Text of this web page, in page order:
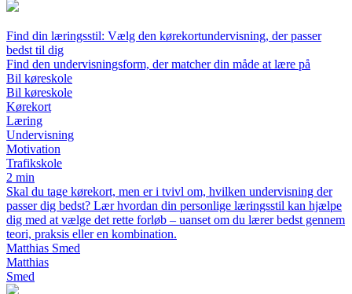
Find din læringsstil: Vælg den kørekortundervisning, der passer
bedst til dig
Find den undervisningsform, der matcher din måde at lære på
Bil køreskole
Bil køreskole
Kørekort
Læring
Undervisning
Motivation
Trafikskole
2 min
Skal du tage kørekort, men er i tvivl om, hvilken undervisning der
passer dig bedst? Lær hvordan din personlige læringsstil kan hjælpe
dig med at vælge det rette forløb – uanset om du lærer bedst gennem
teori, praksis eller en kombination.
Matthias Smed
Matthias
Smed